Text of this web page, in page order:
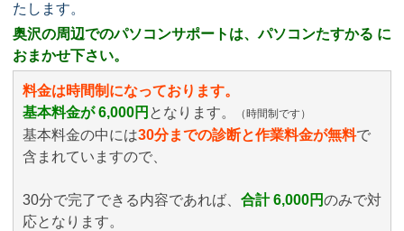
たします。
奥沢の周辺でのパソコンサポートは、パソコンたすかる に
おまかせ下さい。
料金は時間制になっております。
基本料金が 6,000円 となります。 （時間制です）
基本料金の中には30分までの診断と作業料金が無料で
含まれていますので、
30分で完了できる内容であれば、 合計 6,000円のみで対
応となります。